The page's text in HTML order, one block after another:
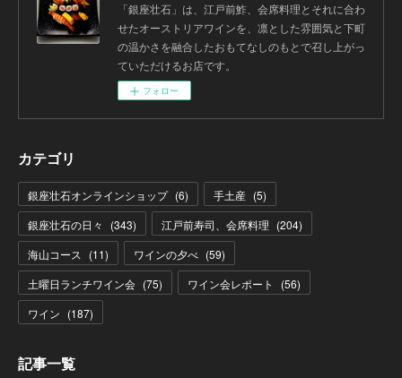
「銀座壮石」は、江戸前鮓、会席料理とそれに合わ
せたオーストリアワインを、凛とした雰囲気と下町
の温かさを融合したおもてなしのもとで召し上がっ
ていただけるお店です。
フォロー
カテゴリ
銀座壮石オンラインショップ (6) 手土産 (5)
銀座壮石の日々
(343) 江戸前寿司、会席料理 (204)
海山コース
(11) ワインの夕べ (59)
土曜日ランチワイン会 (75) ワイン会レポート (56)
ワイン (187)
記事一覧